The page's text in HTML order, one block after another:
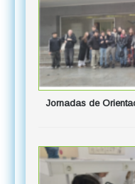
Jornadas de